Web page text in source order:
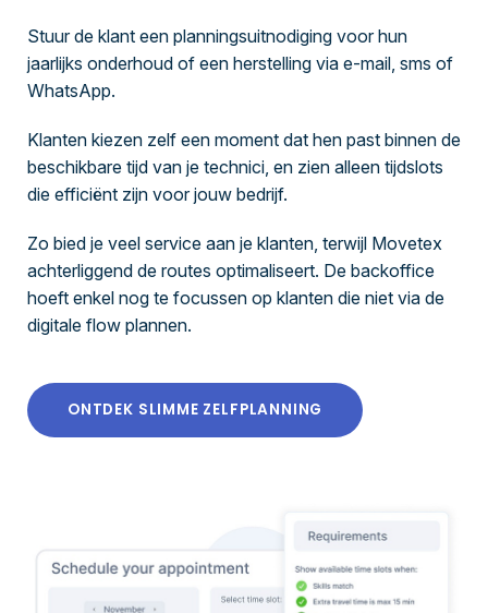
Stuur de klant een planningsuitnodiging voor hun
jaarlijks onderhoud of een herstelling via e-mail, sms of
WhatsApp.
Klanten kiezen zelf een moment dat hen past binnen de
beschikbare tijd van je technici, en zien alleen tijdslots
die efficiënt zijn voor jouw bedrijf.
Zo bied je veel service aan je klanten, terwijl Movetex
achterliggend de routes optimaliseert. De backoffice
hoeft enkel nog te focussen op klanten die niet via de
digitale flow plannen.
ONTDEK SLIMME ZELFPLANNING